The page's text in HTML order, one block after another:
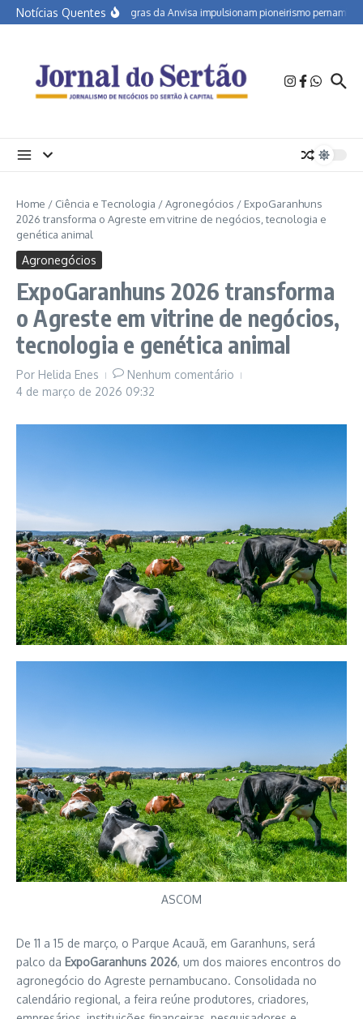
Ir para o conteúdo
Notícias QuentesNovas regras da Anvisa impulsionam pioneirismo
Home / Ciência e Tecnologia /Agronegócios / ExpoGaranhuns
2026 transforma o Agreste em vitrine de negócios, tecnologia e
genética animal
Agronegócios
ExpoGaranhuns 2026 transforma
o Agreste em vitrine de negócios,
tecnologia e genética animal
Por Helida Enes
Nenhum comentário
4 de março de 2026 09:32
ASCOM
De 11 a 15 de março, o Parque Acauã, em Garanhuns, será
palco da ExpoGaranhuns 2026, um dos maiores encontros do
agronegócio do Agreste pernambucano. Consolidada no
calendário regional, a feira reúne produtores, criadores,